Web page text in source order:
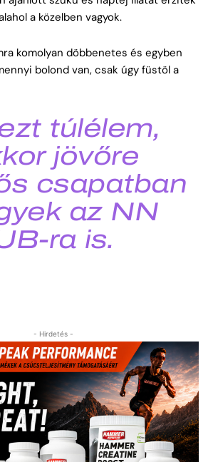
a közelben vagyok.
komolyan döbbenetes és egyben
bolond van, csak úgy füstöl a
túlélem,
jövőre
csapatban
az NN
ra is.
- Hirdetés -